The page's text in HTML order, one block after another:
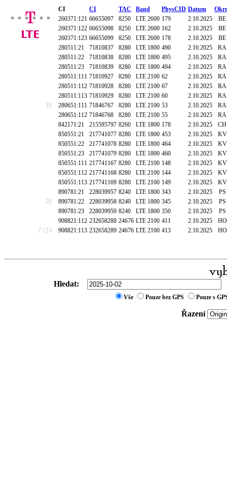
CI CI TAC Band PhysCID Datum
260371:121 66655097 8250 LTE 2600 179 2.10.2025
BE
260371:122 66655098 8250 LTE 2600 162 2.10.2025
BE
260371:123 66655099 8250 LTE 2600 178 2.10.2025
BE
280511:21
71810837 8280 LTE 1800 490 2.10.2025
RA
280511:22
71810838 8280 LTE 1800 495 2.10.2025
RA
280511:23
71810839 8280 LTE 1800 494 2.10.2025
RA
280511:111 71810927 8280 LTE 2100 62 2.10.2025
RA
280511:112 71810928 8280 LTE 2100 67 2.10.2025
RA
280511:113 71810929 8280 LTE 2100 60 2.10.2025
RA
10
280651:111 71846767 8280 LTE 2100 53 2.10.2025
RA
280651:112 71846768 8280 LTE 2100 55 2.10.2025
RA
842171:21
215595797 8260 LTE 1800 178 2.10.2025
CH
850551:21
217741077 8280 LTE 1800 453 2.10.2025
KV
850551:22
217741078 8280 LTE 1800 464 2.10.2025
KV
850551:23
217741079 8280 LTE 1800 460 2.10.2025
KV
850551:111 217741167 8280 LTE 2100 148 2.10.2025
KV
850551:112 217741168 8280 LTE 2100 144 2.10.2025
KV
850551:113 217741169 8280 LTE 2100 149 2.10.2025
KV
890781:21
228039957 8240 LTE 1800 343 2.10.2025
PS
20
890781:22 228039958 8240 LTE 1800 345 2.10.2025
PS
890781:23
228039959 8240 LTE 1800 350 2.10.2025
PS
908821:112 232658288 24676 LTE 2100 411 2.10.2025
HO
7 / 23
908821:113 232658289 24676 LTE 2100 413 2.10.2025 HO
Hledat:
Vše Pouze bez GPS Pouze s
Řazení